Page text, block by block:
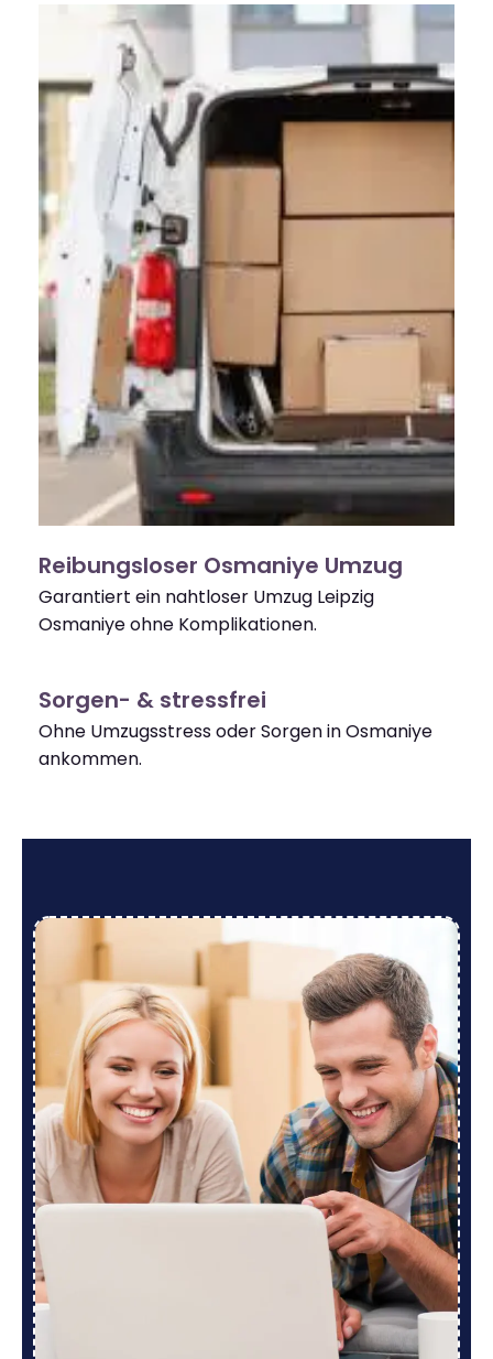
Reibungsloser Osmaniye Umzug
Garantiert ein nahtloser Umzug Leipzig
Osmaniye ohne Komplikationen.
Sorgen- & stressfrei
Ohne Umzugsstress oder Sorgen in Osmaniye
ankommen.